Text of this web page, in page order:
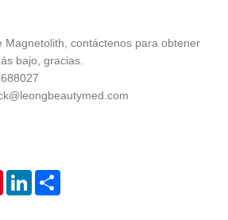
Magnetolith, contáctenos para obtener
bajo, gracias.
PinterestLinkedIn